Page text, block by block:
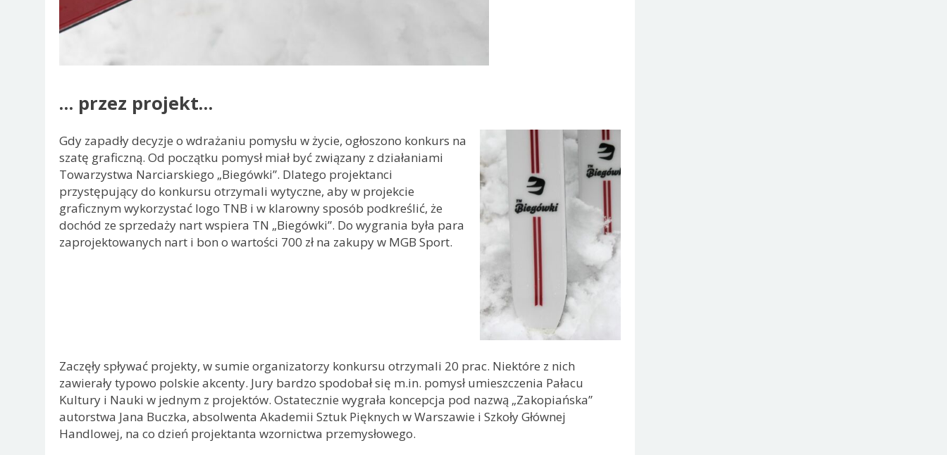
… przez projekt…
Gdy zapadły decyzje o wdrażaniu pomysłu w życie, ogłoszono konkurs na
szatę graficzną. Od początku pomysł miał być związany z działaniami
Towarzystwa Narciarskiego „Biegówki”. Dlatego projektanci
przystępujący do konkursu otrzymali wytyczne, aby w projekcie
graficznym wykorzystać logo TNB i w klarowny sposób podkreślić, że
dochód ze sprzedaży nart wspiera TN „Biegówki”. Do wygrania była para
zaprojektowanych nart i bon o wartości 700 zł na zakupy w MGB Sport.
Zaczęły spływać projekty, w sumie organizatorzy konkursu otrzymali 20 prac. Niektóre z nich
zawierały typowo polskie akcenty. Jury bardzo spodobał się m.in. pomysł umieszczenia Pałacu
Kultury i Nauki w jednym z projektów. Ostatecznie wygrała koncepcja pod nazwą „Zakopiańska”
autorstwa Jana Buczka, absolwenta Akademii Sztuk Pięknych w Warszawie i Szkoły Głównej
Handlowej, na co dzień projektanta wzornictwa przemysłowego.